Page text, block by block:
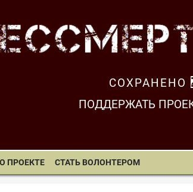
СОХРАНЕНО
ПОДДЕРЖАТЬ
О ПРОЕКТЕ СТАТЬ ВОЛОНТЕРОМ